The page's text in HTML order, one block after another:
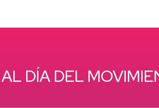
DÍA DEL